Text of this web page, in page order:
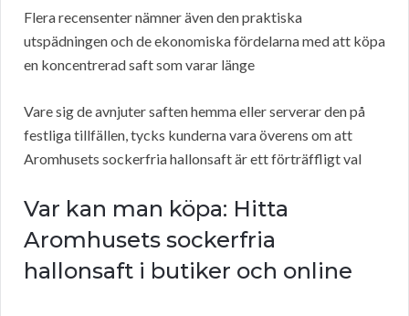
Flera recensenter nämner även den praktiska
utspädningen och de ekonomiska fördelarna med att köpa
en koncentrerad saft som varar länge
Vare sig de avnjuter saften hemma eller serverar den på
festliga tillfällen, tycks kunderna vara överens om att
Aromhusets sockerfria hallonsaft är ett förträffligt val
Var kan man köpa: Hitta
Aromhusets sockerfria
hallonsaft i butiker och online